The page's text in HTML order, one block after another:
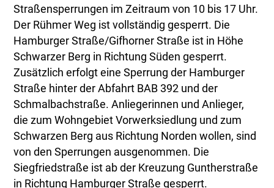
Straßensperrungen im Zeitraum von 10 bis 17 Uhr.
Der Rühmer Weg ist vollständig gesperrt. Die
Hamburger Straße/Gifhorner Straße ist in Höhe
Schwarzer Berg in Richtung Süden gesperrt.
Zusätzlich erfolgt eine Sperrung der Hamburger
Straße hinter der Abfahrt BAB 392 und der
Schmalbachstraße. Anliegerinnen und Anlieger,
die zum Wohngebiet Vorwerksiedlung und zum
Schwarzen Berg aus Richtung Norden wollen, sind
von den Sperrungen ausgenommen. Die
Siegfriedstraße ist ab der Kreuzung Guntherstraße
in Richtung Hamburger Straße gesperrt.